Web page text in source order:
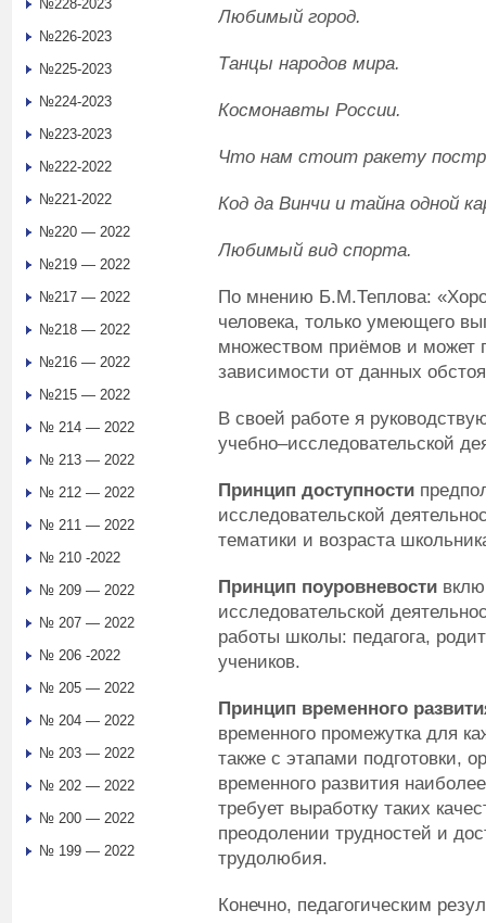
Любимый город.
Танцы народов мира.
Космонавты России.
Что нам стоит ракету
Код да Винчи и тайна одной
Любимый вид спорта.
По мнению Б.М.Теплова:
человека, только умеющего
множеством приёмов и может
зависимости от данных
В своей работе я
учебно–исследовательской
Принцип доступности
исследовательской
тематики и возраста
Принцип поуровневости
исследовательской
работы школы: педагога,
учеников.
Принцип временного
временного промежутка для
также с этапами подготовки,
временного развития
требует выработку таких
преодолении трудностей и
трудолюбия.
Конечно, педагогическим
№228-2023
№226-2023
№225-2023
№224-2023
№223-2023
№222-2022
№221-2022
№220 — 2022
№219 — 2022
№217 — 2022
№218 — 2022
№216 — 2022
№215 — 2022
№ 214 — 2022
№ 213 — 2022
№ 212 — 2022
№ 211 — 2022
№ 210 -2022
№ 209 — 2022
№ 207 — 2022
№ 206 -2022
№ 205 — 2022
№ 204 — 2022
№ 203 — 2022
№ 202 — 2022
№ 200 — 2022
№ 199 — 2022